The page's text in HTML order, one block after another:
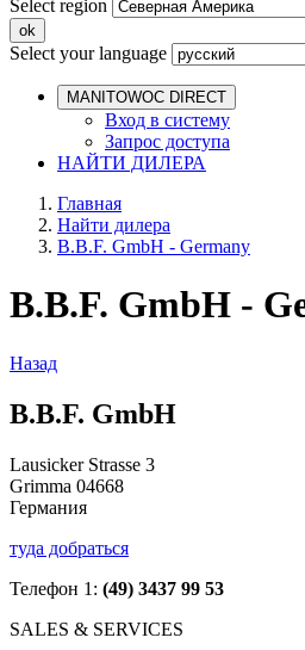
Select region
Select your language
MANITOWOC DIRECT
Вход в систему
Запрос доступа
НАЙТИ ДИЛЕРА
Главная
Найти дилера
B.B.F. GmbH - Germany
B.B.F. GmbH -
Назад
B.B.F. GmbH
Lausicker Strasse 3
Grimma 04668
Германия
туда добраться
Телефон 1: (49) 3437 99 53
SALES & SERVICES